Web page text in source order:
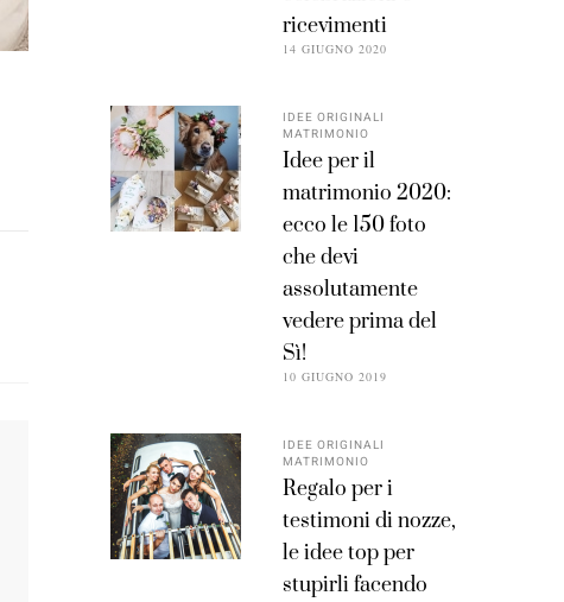
ricevimenti
14 GIUGNO 2020
IDEE ORIGINALI
MATRIMONIO
Idee per il
matrimonio 2020:
ecco le 150 foto
che devi
assolutamente
vedere prima del
Sì!
10 GIUGNO 2019
IDEE ORIGINALI
MATRIMONIO
Regalo per i
testimoni di nozze,
le idee top per
stupirli facendo